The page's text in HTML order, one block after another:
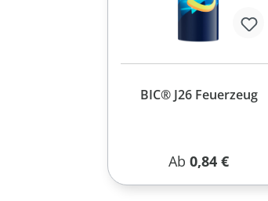
BIC® J26 Feuerzeug
Regulärer Preis:
Ab0,84 €